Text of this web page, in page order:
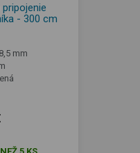
pripojenie
- 300 cm
mm